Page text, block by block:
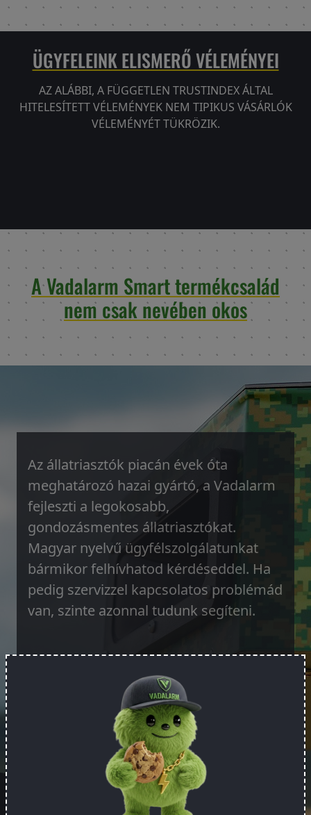
ÜGYFELEINK ELISMERŐ VÉLEMÉNYEI
AZ ALÁBBI, A FÜGGETLEN TRUSTINDEX ÁLTAL
HITELESÍTETT VÉLEMÉNYEK NEM TIPIKUS VÁSÁRLÓK
VÉLEMÉNYÉT TÜKRÖZIK.
A Vadalarm Smart termékcsalád
nem csak nevében okos
Az állatriasztók piacán évek óta
meghatározó hazai gyártó, a Vadalarm
fejleszti a legokosabb,
gondozásmentes állatriasztókat.
Magyar nyelvű ügyfélszolgálatunkat
bármikor felhívhatod kérdéseddel. Ha
pedig szervizzel kapcsolatos problémád
van, szinte azonnal tudunk segíteni.
Rendeld meg!